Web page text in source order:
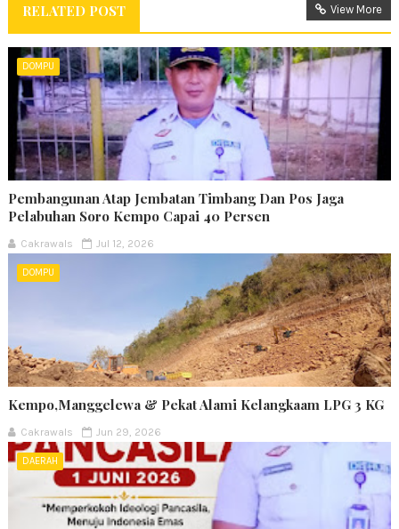
RELATED POST View More
DOMPU
Pembangunan Atap Jembatan Timbang Dan Pos Jaga
Pelabuhan Soro Kempo Capai 40 Persen
Cakrawals Jul 12, 2026
DOMPU
Kempo,Manggelewa & Pekat Alami Kelangkaam LPG 3 KG
Cakrawals Jun 29, 2026
DAERAH